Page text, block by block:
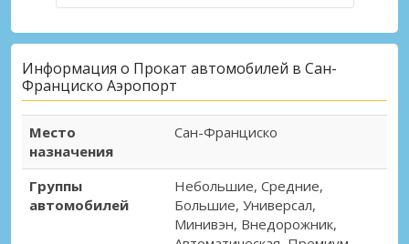
Информация о Прокат автомобилей в Сан-
Франциско Аэропорт
Место
назначения
Сан-Франциско
Группы
автомобилей
Небольшие, Средние,
Большие, Универсал,
Минивэн, Внедорожник,